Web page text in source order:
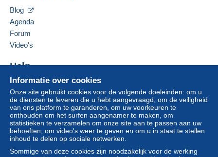
Informatie over cookies
Onze site gebruikt cookies voor de volgende doeleinden: om u
de diensten te leveren die u hebt aangevraagd, om de veiligheid
van ons platform te garanderen, om uw voorkeuren te
onthouden om het surfen aangenamer te maken, om
statistieken te verzamelen om onze site aan te passen aan uw
behoeften, om video's weer te geven en om u in staat te stellen
inhoud te delen op sociale netwerken.
Sommige van deze cookies zijn noodzakelijk voor de werking
Blog
Agenda
Forum
Video's
Help
Hulpcentrum
Kopen op Delcampe
Verkopen op Delcampe
Een beveiligde website